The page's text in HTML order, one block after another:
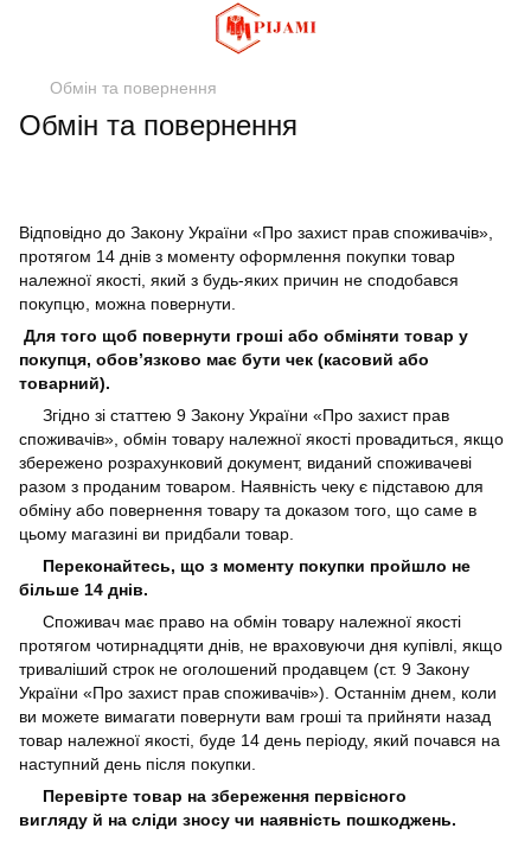
Обмін та повернення
Обмін та повернення
Відповідно до Закону України «Про захист прав споживачів»,
протягом 14 днів з моменту оформлення покупки товар
належної якості, який з будь-яких причин не сподобався
покупцю, можна повернути.
Для того щоб повернути гроші або обміняти товар у
покупця, обов’язково має бути чек (касовий або
товарний).
Згідно зі статтею 9 Закону України «Про захист прав
споживачів», обмін товару належної якості провадиться, якщо
збережено розрахунковий документ, виданий споживачеві
разом з проданим товаром. Наявність чеку є підставою для
обміну або повернення товару та доказом того, що саме в
цьому магазині ви придбали товар.
Переконайтесь, що з моменту покупки пройшло не
більше 14 днів.
Споживач має право на обмін товару належної якості
протягом чотирнадцяти днів, не враховуючи дня купівлі, якщо
триваліший строк не оголошений продавцем (ст. 9 Закону
України «Про захист прав споживачів»). Останнім днем, коли
ви можете вимагати повернути вам гроші та прийняти назад
товар належної якості, буде 14 день періоду, який почався на
наступний день після покупки.
Перевірте товар на збереження первісного
вигляду й на сліди зносу чи наявність пошкоджень.